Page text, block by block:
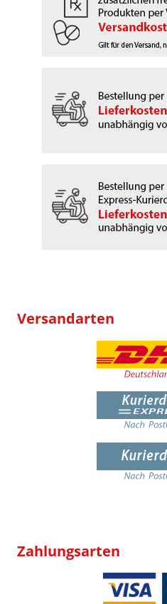
Versandarten
Zahlungsarten